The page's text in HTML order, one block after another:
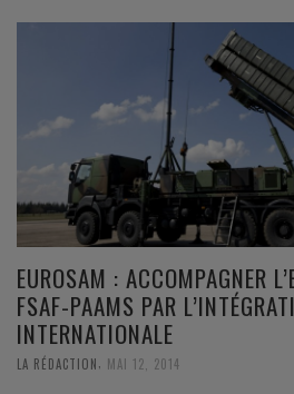
EUROSAM : ACCOMPAGNER
FSAF-PAAMS PAR
INTERNATIONALE
LA RÉDACTION MAI 12, 2014